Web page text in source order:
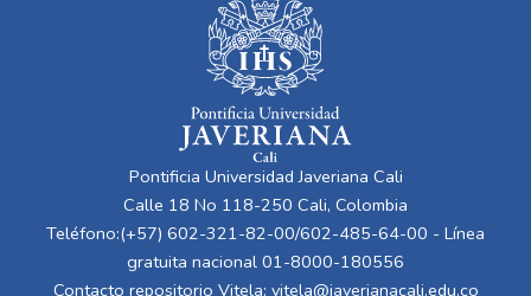
Pontificia Universidad Javeriana Cali
Calle 18 No 118-250 Cali, Colombia
Teléfono:(+57) 602-321-82-00/602-485-64-00 - Línea
gratuita nacional 01-8000-180556
Contacto repositorio Vitela: vitela@javerianacali.edu.co